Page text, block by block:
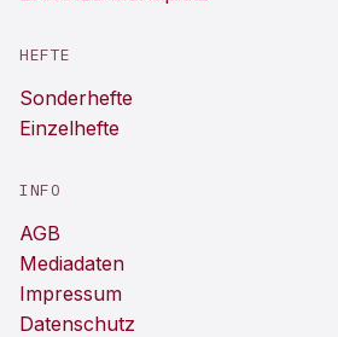
HEFTE
Sonderhefte
Einzelhefte
INFO
AGB
Mediadaten
Impressum
Datenschutz